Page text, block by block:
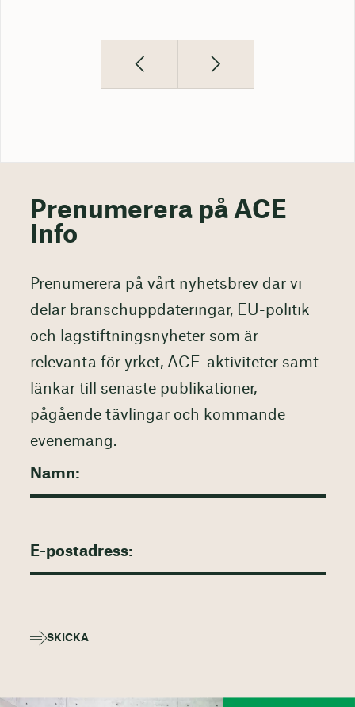
Prenumerera på ACE
Info
Prenumerera på vårt nyhetsbrev där vi
delar branschuppdateringar, EU-politik
och lagstiftningsnyheter som är
relevanta för yrket, ACE-aktiviteter samt
länkar till senaste publikationer,
pågående tävlingar och kommande
evenemang.
SKICKA